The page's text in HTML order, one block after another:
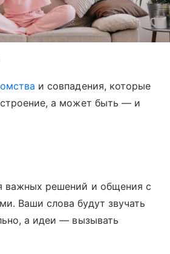
и совпадения, которые
а может быть — и
важных решений и общения с
Ваши слова будут звучать
а идеи — вызывать